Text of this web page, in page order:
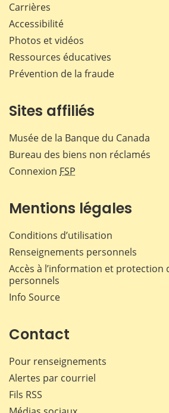
Carrières
Accessibilité
Photos et vidéos
Ressources éducatives
Prévention de la fraude
Sites affiliés
Musée de la Banque du Canada
Bureau des biens non réclamés
Connexion FSP
Mentions légales
Conditions d’utilisation
Renseignements personnels
Accès à l’information et protection
personnels
Info Source
Contact
Pour renseignements
Alertes par courriel
Fils RSS